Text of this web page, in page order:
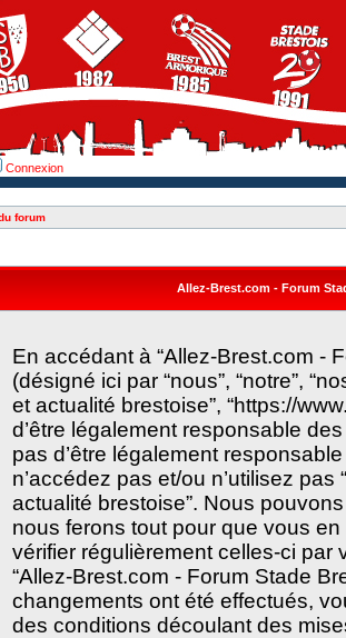
Connexion
forum
Allez-Brest.com - Forum
En accédant à “Allez-Brest.com -
(désigné ici par “nous”, “notre”,
et actualité brestoise”, “https://
d’être légalement responsable
pas d’être légalement
n’accédez pas et/ou n’utilisez
actualité brestoise”. Nous
nous ferons tout pour que vous
vérifier régulièrement celles-ci par
“Allez-Brest.com - Forum Stade
changements ont été effectués,
des conditions découlant des